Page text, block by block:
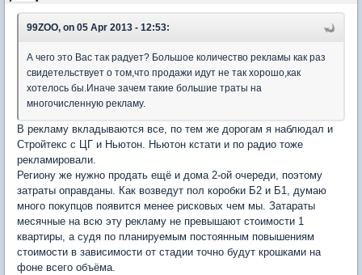
99ZOO, on 05 Apr 2013 - 12:53:
А чего это Вас так радует? Большое количество рекламы как раз
свидетельствует о том,что продажи идут не так хорошо,как
хотелось бы.Иначе зачем такие большие траты на
многочисленную рекламу.
В рекламу вкладываются все, по тем же дорогам я наблюдал и
Стройтекс с ЦГ и Ньютон. Ньютон кстати и по радио тоже
рекламировали.
Региону же нужно продать ещё и дома 2-ой очереди, поэтому
затраты оправданы. Как возведут пол коробки Б2 и Б1, думаю
много покупцов появится менее рисковых чем мы. Затараты
месячные на всю эту рекламу не превышают стоимости 1
квартиры, а судя по планируемым постоянным повышениям
стоимости в зависимости от стадии точно будут крошками на
фоне всего объёма.